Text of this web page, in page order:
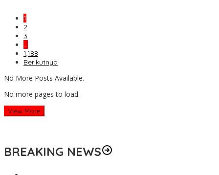
1
2
3
…
1,188
Berikutnya
No More Posts Available.
No more pages to load.
View More
BREAKING NEWS